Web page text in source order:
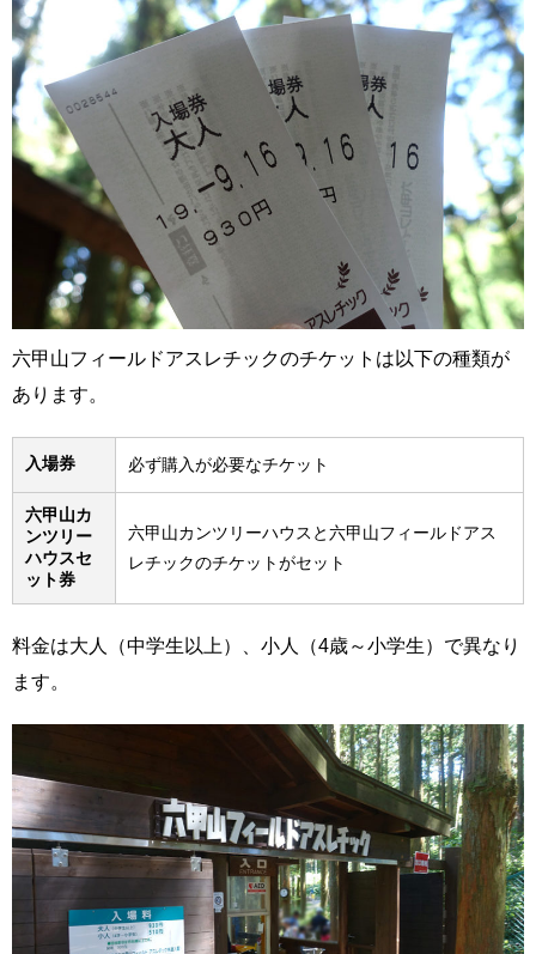
六甲山フィールドアスレチックのチケットは以下の種類が
あります。
入場券 必ず購入が必要なチケット
六甲山カ
ンツリー
ハウスセ
ット券
六甲山カンツリーハウスと六甲山フィールドアス
レチックのチケットがセット
料金は大人（中学生以上）、小人（4歳～小学生）で異なり
ます。